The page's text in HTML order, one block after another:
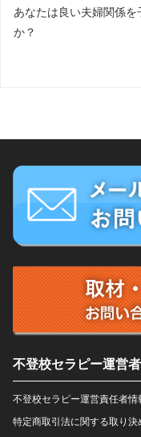
あなたは良い夫婦関係
か？
不登校セラピー運営
不登校セラピー運営責任者情
特定商取引法に関する取り決